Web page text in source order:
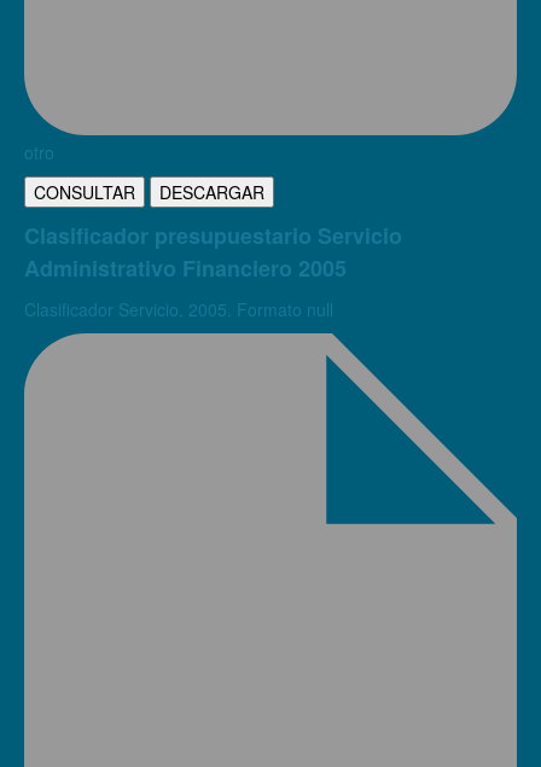
otro
CONSULTAR
DESCARGAR
Clasificador presupuestario Servicio
Administrativo Financiero 2005
Clasificador Servicio. 2005. Formato null